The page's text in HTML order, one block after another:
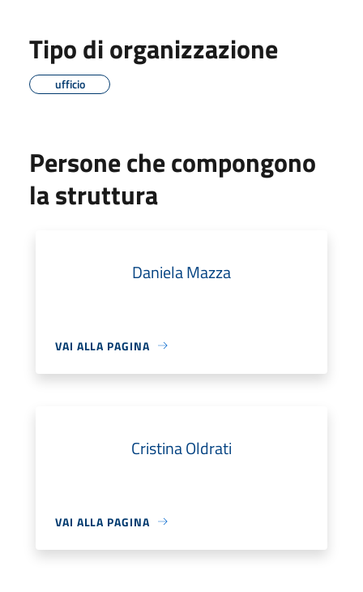
Tipo di organizzazione
ufficio
Persone che compongono
la struttura
Daniela Mazza
VAI ALLA PAGINA
Cristina Oldrati
VAI ALLA PAGINA